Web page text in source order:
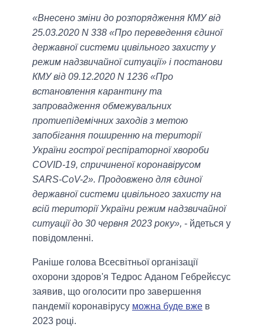
«Внесено зміни до розпорядження КМУ від
25.03.2020 N 338 «Про переведення єдиної
державної системи цивільного захисту у
режим надзвичайної ситуації» і постанови
КМУ від 09.12.2020 N 1236 «Про
встановлення карантину та
запровадження обмежувальних
протиепідемічних заходів з метою
запобігання поширенню на території
України гострої респіраторної хвороби
COVID-19, спричиненої коронавірусом
SARS-CoV-2». Продовжено для єдиної
державної системи цивільного захисту на
всій території України режим надзвичайної
ситуації до 30 червня 2023 року», - йдеться у
повідомленні.
Раніше голова Всесвітньої організації
охорони здоров'я Тедрос Аданом Гебрейєсус
заявив, що оголосити про завершення
пандемії коронавірусу можна буде вже в
2023 році.